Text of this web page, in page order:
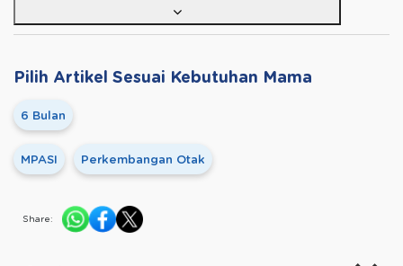
Pilih Artikel Sesuai Kebutuhan Mama
6 Bulan
MPASI Perkembangan Otak
Share: